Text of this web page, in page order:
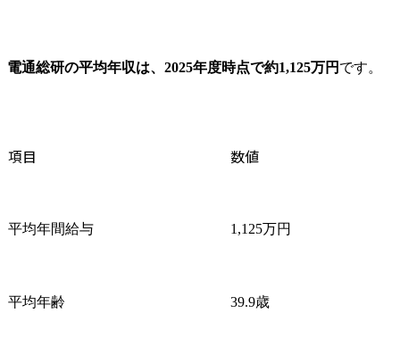
電通総研の平均年収は、2025年度時点で約1,125万円 です。
項目 数値
平均年間給与 1,125万円
平均年齢 39.9歳